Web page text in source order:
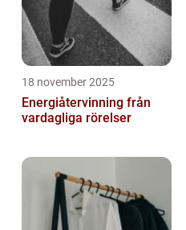
18 november 2025
Energiåtervinning från
vardagliga rörelser